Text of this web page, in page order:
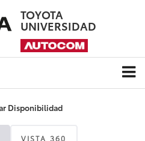
TOYOTA
UNIVERSIDAD
Disponibilidad
VISTA 360
No
revise luego